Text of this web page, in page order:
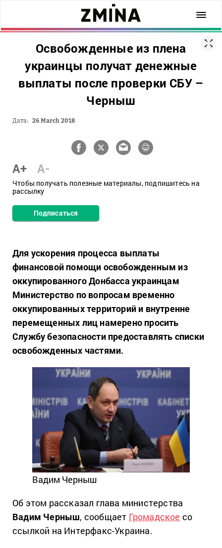
Освобожденные из плена
украинцы получат денежные
выплаты после проверки СБУ –
Черныш
Дата: 26 March 2018
A+ A-
Чтобы получать полезные материалы, подпишитесь на
рассылку
Подписаться
Для ускорения процесса выплаты
финансовой помощи освобожденным из
оккупированного Донбасса украинцам
Министерство по вопросам временно
оккупированных территорий и внутренне
перемещенных лиц намерено просить
Службу безопасности предоставлять списки
освобожденных частями.
Вадим Черныш
Об этом рассказал глава министерства
Вадим Черныш, сообщает Громадское со
ссылкой на Интерфакс-Украина.